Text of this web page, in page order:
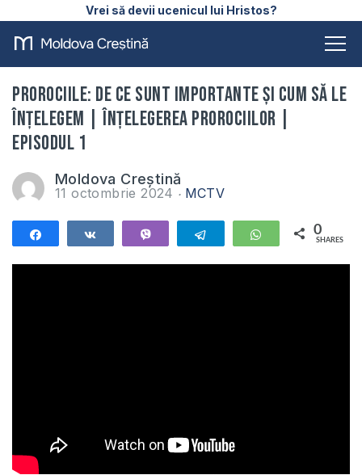
Vrei să devii ucenicul lui Hristos?
PROROCIILE: De ce sunt importante și cum să le
înțelegem | Înțelegerea prorociilor |
Episodul 1
Moldova Creștină
11 octombrie 2024 MCTV
Telegram WhatsApp
0
SHARES